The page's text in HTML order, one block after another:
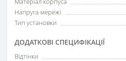
Напруга мережі
Тип установки
ДОДАТКОВІ СПЕЦИФІКАЦІЇ
Відтінки